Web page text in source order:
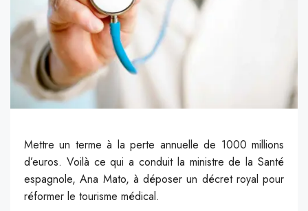
Mettre un terme à la perte annuelle de 1000 millions
d’euros. Voilà ce qui a conduit la ministre de la Santé
espagnole, Ana Mato, à déposer un décret royal pour
réformer le tourisme médical.